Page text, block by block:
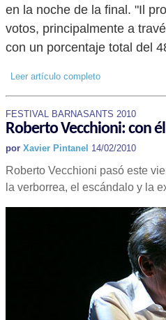
en la noche de la final. "Il
votos, principalmente a
con un porcentaje total del
Leer artículo completo
FESTIVAL BARNASANTS 2010
Roberto Vecchioni: con
por Xavier Pintanel 14/02/2010
Roberto Vecchioni pasó este
la verborrea, el escándalo y la